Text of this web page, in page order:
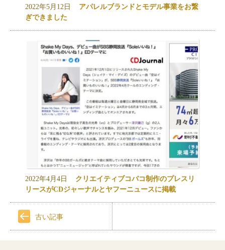
2022年5月12日 アパレルブランドとモデル事業をお繋
ぎできました
2022年4月4日 クリエイティブコバコ制作のプレスリ
リースがCDジャーナルとヤフーニュースに掲載
古い記事